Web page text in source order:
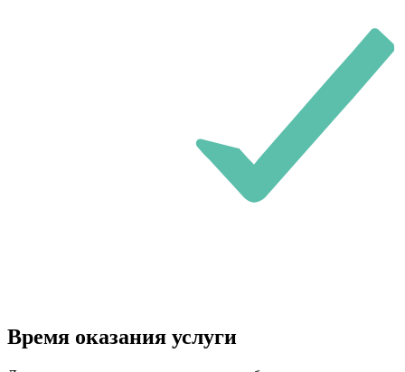
Время оказания услуги